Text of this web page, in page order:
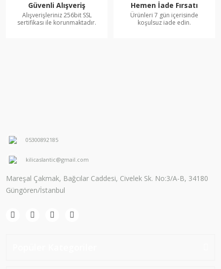
Güvenli Alışveriş
Alışverişleriniz 256bit SSL
sertifikası ile korunmaktadır.
Hemen İade Fırsatı
Ürünleri 7 gün içerisinde
koşulsuz iade edin.
05300892185
kilicaslantic@gmail.com
Mareşal Çakmak, Bağcılar Caddesi, Civelek Sk. No:3/A-B, 34180
Güngören/İstanbul